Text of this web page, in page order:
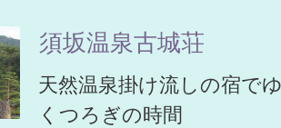
須坂温泉古城荘
天然温泉掛け流しの宿で
くつろぎの時間